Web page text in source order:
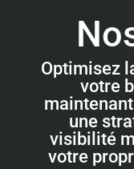
Optimisez
votre
une
visibilité
votre